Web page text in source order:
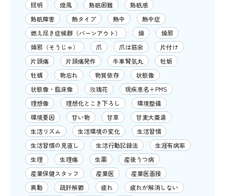
照明
熄風 熟眠困難
熟眠感
熟眠障害
熱タイプ 熱中
熱中症
燃え尽き症候群（バーンアウト）
燥
燥邪
燥邪（そうじゃ）
爪 爪は筋余
片付け
片頭痛
片頭痛発作 牛車腎気丸
牡蛎
牡蠣
物忘れ 物質依存
状態像
状態像・臨床像
玫瑰花
現疾患名＋PMS
理想像
理想化とこき下ろし
環境整備
環境要因
甘い物 甘草
甘麦大棗湯
生活リズム
生活環境の変化
生活習慣
生活習慣の見直し
生活行動記録法
生涯有病率
生理
生理痛 生薬
産後うつ病
産業保健スタッフ
産業医
産業医面接
異動
疏肝解鬱 疲れ
疲れが解消しない